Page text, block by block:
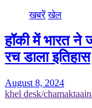
खबरें खेल
हॉकी में भारत ने
रच डाला इतिहास
August 8, 2024
khel desk/